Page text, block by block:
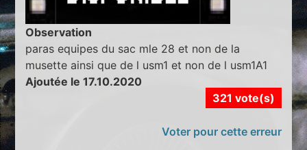
Observation
paras equipes du sac mle 28 et non de la
musette ainsi que de l usm1 et non de l usm1A1
Ajoutée le 17.10.2020
321 vote(s)
Voter pour cette erreur